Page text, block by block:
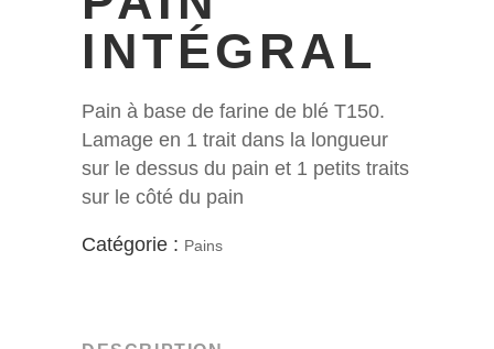
INTÉGRAL
Pain à base de farine de blé T150.
Lamage en 1 trait dans la longueur
sur le dessus du pain et 1 petits traits
sur le côté du pain
Catégorie : Pains